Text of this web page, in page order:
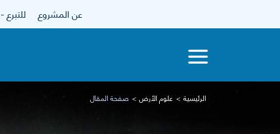
عن المشروع للتبرع - donate
الرئيسية علوم الأرض صفحة المقال